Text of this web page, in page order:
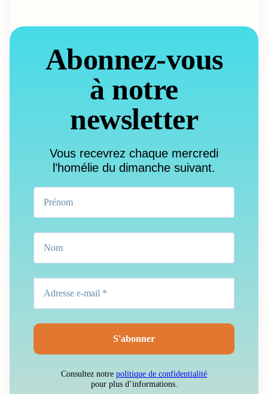
Abonnez-vous
à notre
newsletter
Vous recevrez chaque mercredi
l’homélie du dimanche suivant.
Consultez notre politique de confidentialité
pour plus d’informations.